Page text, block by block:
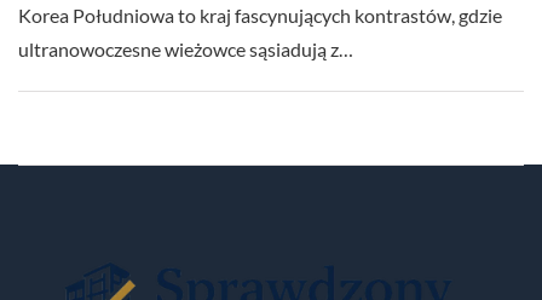
Korea Południowa to kraj fascynujących kontrastów, gdzie
ultranowoczesne wieżowce sąsiadują z…